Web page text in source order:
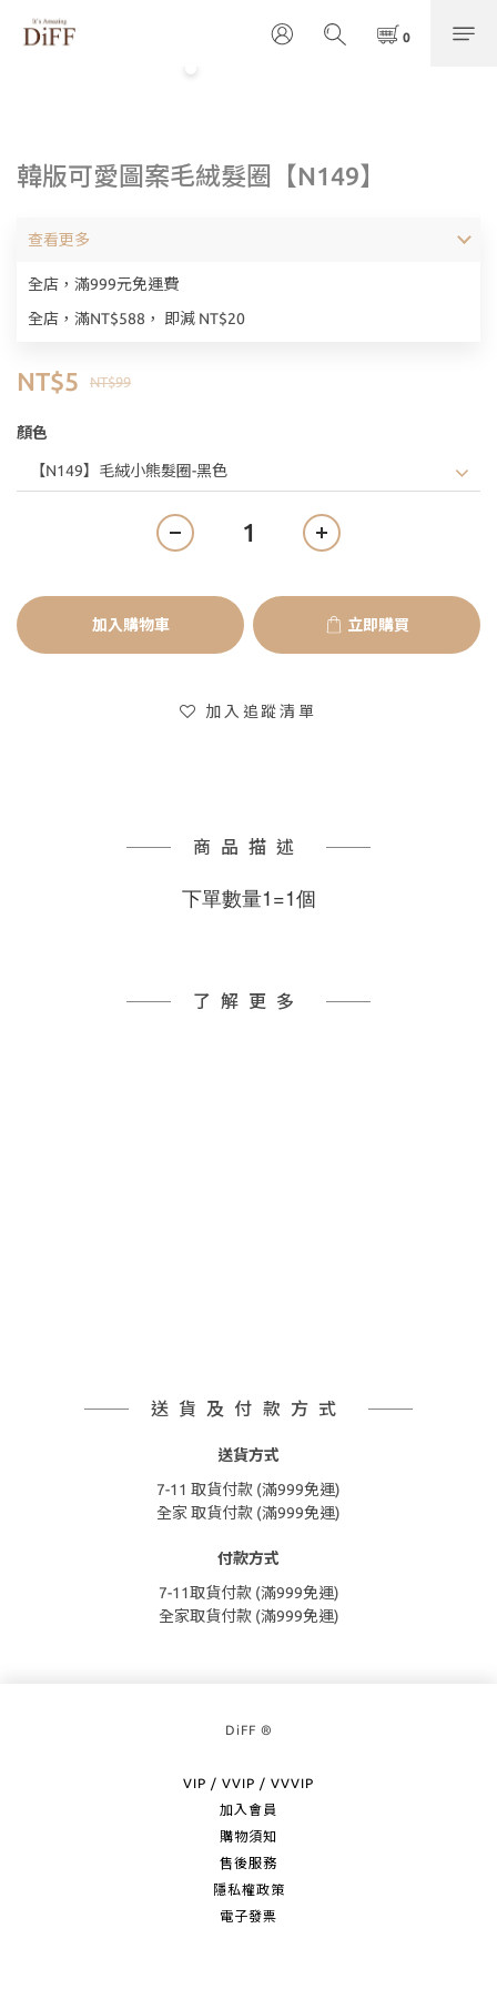
韓版可愛圖案毛絨髮圈【N149】
全店，滿999元免運費
全店，滿NT$588， 即減 NT$20
查看更多
NT$99
NT$5
顏色
加入購物車 立即購買
加入追蹤清單
商品描述
下單數量1=1個
了解更多
送貨及付款方式
送貨方式
7-11 取貨付款 (滿999免運)
全家 取貨付款 (滿999免運)
付款方式
7-11取貨付款 (滿999免運)
全家取貨付款 (滿999免運)
DiFF ®
VIP / VVIP / VVVIP
加入會員
購物須知
售後服務
隱私權政策
電子發票